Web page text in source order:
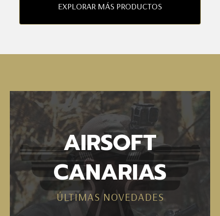
EXPLORAR MÁS PRODUCTOS
AIRSOFT
CANARIAS
ÚLTIMAS NOVEDADES